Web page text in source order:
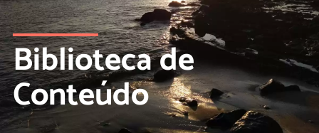
Biblioteca de
Conteúdo